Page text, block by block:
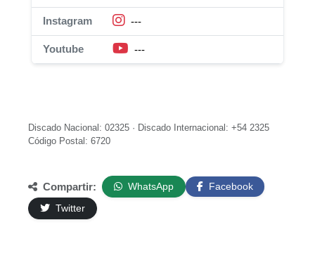
Instagram ---
Youtube ---
Discado Nacional: 02325 · Discado Internacional: +54 2325
Código Postal: 6720
Compartir: WhatsApp
Facebook
Twitter